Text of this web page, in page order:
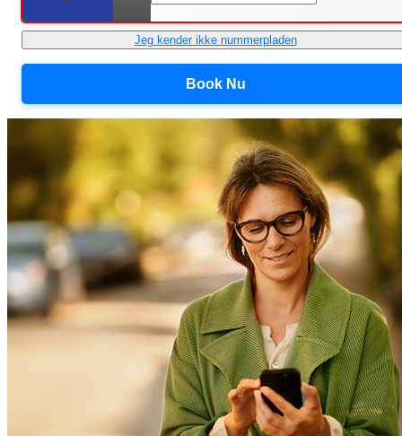
Jeg kender ikke nummerpladen
Book Nu